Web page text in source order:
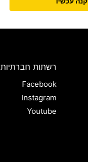
רשתות חברתיות
Facebook
Instagram
Youtube